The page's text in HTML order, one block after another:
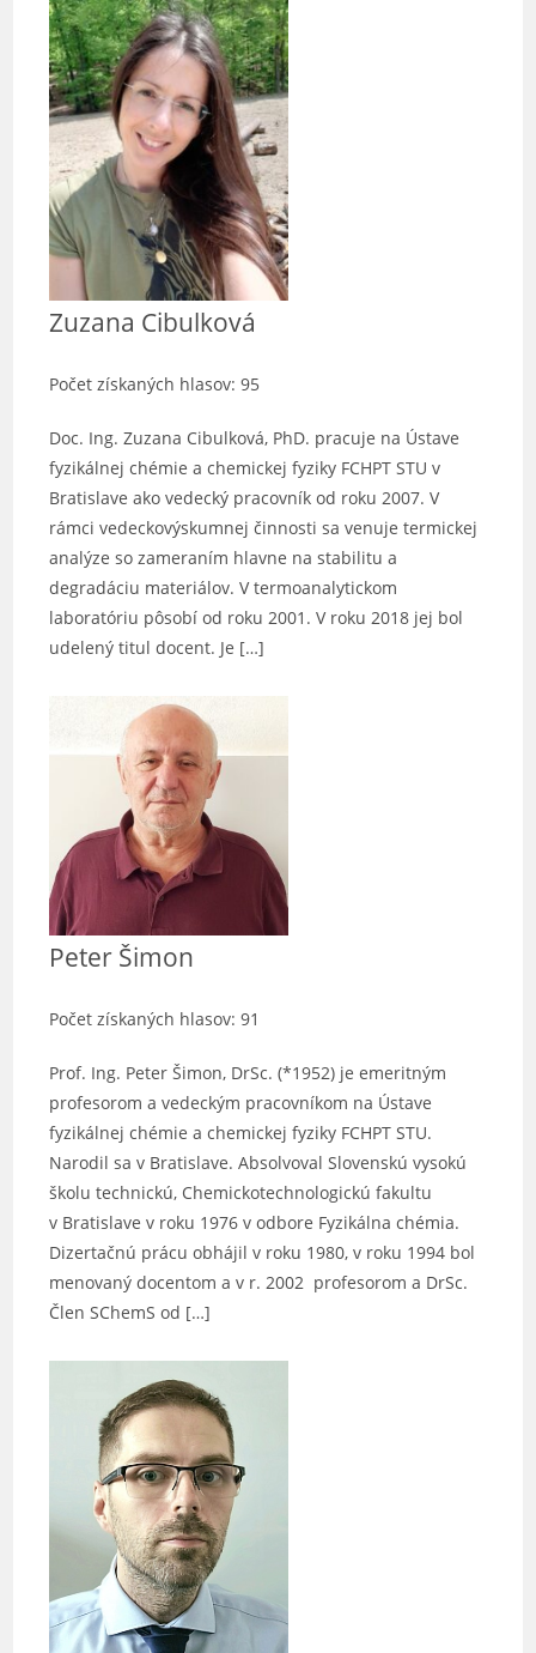
Zuzana Cibulková
Počet získaných hlasov: 95
Doc. Ing. Zuzana Cibulková, PhD. pracuje na Ústave
fyzikálnej chémie a chemickej fyziky FCHPT STU v
Bratislave ako vedecký pracovník od roku 2007. V
rámci vedeckovýskumnej činnosti sa venuje termickej
analýze so zameraním hlavne na stabilitu a
degradáciu materiálov. V termoanalytickom
laboratóriu pôsobí od roku 2001. V roku 2018 jej bol
udelený titul docent. Je […]
Peter Šimon
Počet získaných hlasov: 91
Prof. Ing. Peter Šimon, DrSc. (*1952) je emeritným
profesorom a vedeckým pracovníkom na Ústave
fyzikálnej chémie a chemickej fyziky FCHPT STU.
Narodil sa v Bratislave. Absolvoval Slovenskú vysokú
školu technickú, Chemickotechnologickú fakultu
v Bratislave v roku 1976 v odbore Fyzikálna chémia.
Dizertačnú prácu obhájil v roku 1980, v roku 1994 bol
menovaný docentom a v r. 2002 profesorom a DrSc.
Člen SChemS od […]